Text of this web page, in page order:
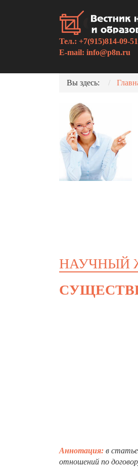
Тел.: +7(915)814-09-
E-mail: info@p8n.ru
Вы здесь:
НАУЧНЫЙ
Аннотация: в статье
отношений по